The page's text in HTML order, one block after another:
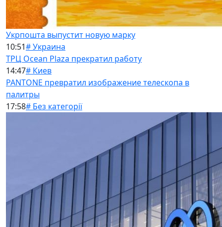
Укрпошта выпустит новую марку
10:51# Украина
ТРЦ Ocean Plaza прекратил работу
14:47# Киев
PANTONE превратил изображение телескопа в
палитры
17:58# Без категорії